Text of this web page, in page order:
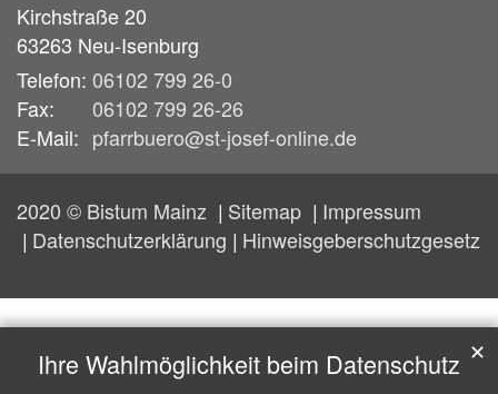
Kirchstraße 20
63263 Neu-Isenburg
Telefon: 06102 799 26-0
Fax:
06102 799 26-26
E-Mail: pfarrbuero@st-josef-online.de
2020 © Bistum Mainz Sitemap
Impressum
Datenschutzerklärung
Hinweisgeberschutzgesetz
Ihre Wahlmöglichkeit beim Datenschutz ✕